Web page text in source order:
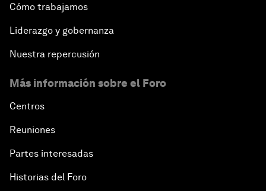
Cómo trabajamos
Liderazgo y gobernanza
Nuestra repercusión
Más información sobre el Foro
Centros
Reuniones
Partes interesadas
Historias del Foro